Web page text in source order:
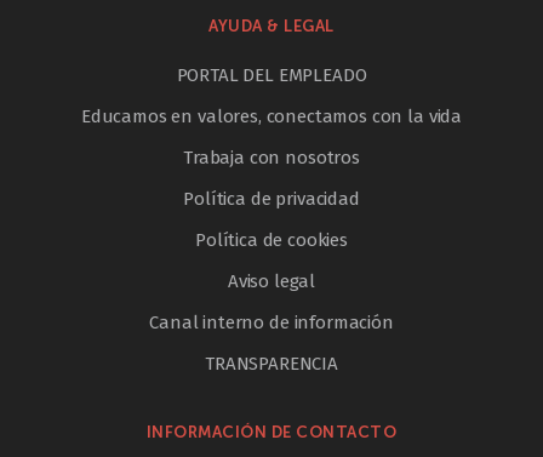
AYUDA & LEGAL
PORTAL DEL EMPLEADO
Educamos en valores, conectamos con la vida
Trabaja con nosotros
Política de privacidad
Política de cookies
Aviso legal
Canal interno de información
TRANSPARENCIA
INFORMACIÓN DE CONTACTO